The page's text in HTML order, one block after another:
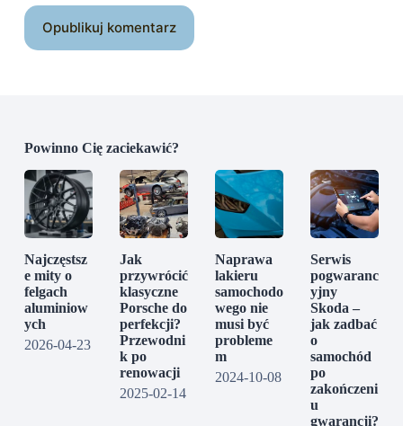
Opublikuj komentarz
Powinno Cię zaciekawić?
Najczęstsz
e mity o
felgach
aluminiow
ych
2026-04-23
Jak
przywrócić
klasyczne
Porsche do
perfekcji?
Przewodni
k po
renowacji
2025-02-14
Naprawa
lakieru
samochodo
wego nie
musi być
probleme
m
2024-10-08
Serwis
pogwaranc
yjny
Skoda –
jak zadbać
o
samochód
po
zakończeni
u
gwarancji?